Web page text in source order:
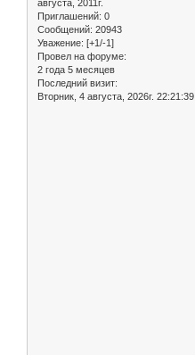
августа, 2011г.
Приглашений: 0
Сообщений: 20943
Уважение: [+1/-1]
Провел на форуме:
2 года 5 месяцев
Последний визит:
Вторник, 4 августа, 2026г. 22:21:39